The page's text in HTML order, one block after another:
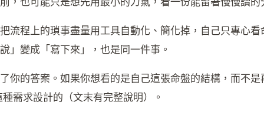
，也可能只是想先用最小的力氣，看一份能留著慢慢讀的
流程上的瑣事盡量用工具自動化、簡化掉，自己只專心看
」變成「寫下來」，也是同一件事。
你的答案。如果你想看的是自己這張命盤的結構，而不是
需求設計的（文末有完整說明）。